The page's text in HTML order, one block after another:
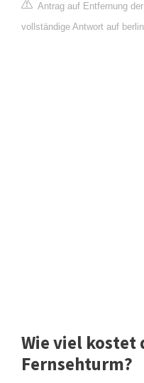
Antrag auf Entfernung
vollständige Antwort auf
Wie viel
Fernsehturm?